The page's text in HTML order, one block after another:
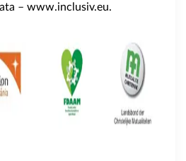
– www.inclusiv.eu.